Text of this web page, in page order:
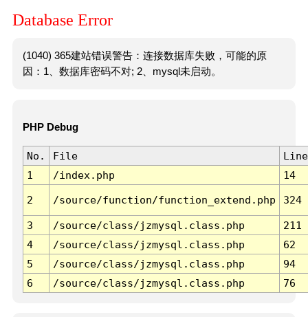
Database Error
(1040) 365建站错误警告：连接数据库失败，可能的原
因：1、数据库密码不对; 2、mysql未启动。
PHP Debug
No. File
Line
1
/index.php 14
2 /source/function/function_extend.php 324
3 /source/class/jzmysql.class.php
211
4
/source/class/jzmysql.class.php
62
5
/source/class/jzmysql.class.php
94
6
/source/class/jzmysql.class.php 76